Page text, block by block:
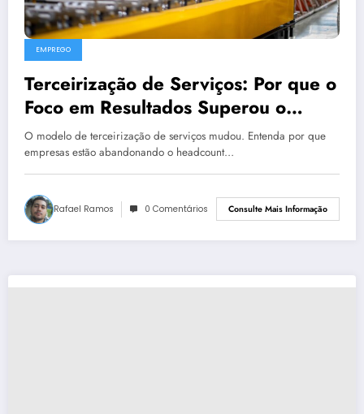
EMPREGO
Terceirização de Serviços: Por que o
Foco em Resultados Superou o
Headcount
O modelo de terceirização de serviços mudou. Entenda por que
empresas estão abandonando o headcount…
Rafael Ramos 0 Comentários Consulte Mais Informação